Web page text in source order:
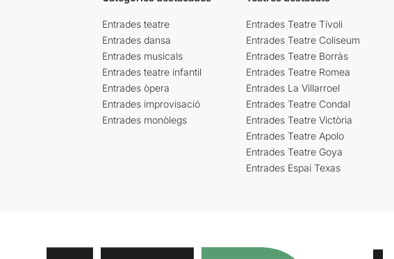
Entrades teatre
Entrades dansa
Entrades musicals
Entrades teatre infantil
Entrades òpera
Entrades improvisació
Entrades monòlegs
Entrades Teatre Tívoli
Entrades Teatre Coliseum
Entrades Teatre Borràs
Entrades Teatre Romea
Entrades La Villarroel
Entrades Teatre Condal
Entrades Teatre Victòria
Entrades Teatre Apolo
Entrades Teatre Goya
Entrades Espai Texas